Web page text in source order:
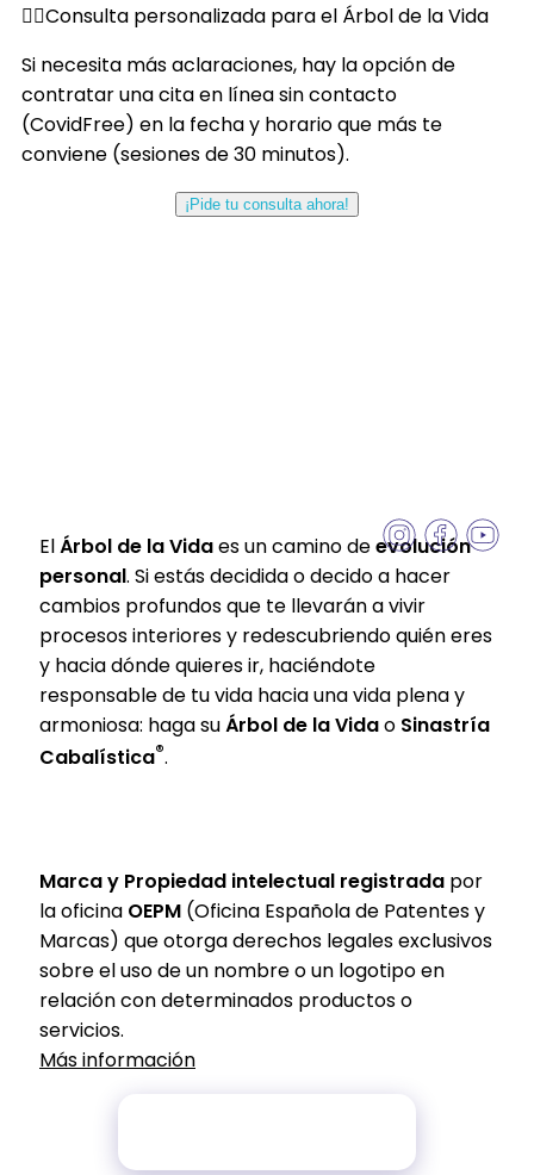
Consulta personalizada para el Árbol de la Vida
Si necesita más aclaraciones, hay la opción de
contratar una cita en línea sin contacto
(CovidFree) en la fecha y horario que más te
conviene (sesiones de 30 minutos).
¡Pide tu consulta ahora!
ElÁrbol de la Vidaes un camino deevolución
personal. Si estás decidida o decido a hacer
cambios profundos que te llevarán a vivir
procesos interiores y redescubriendo quién eres
y hacia dónde quieres ir, haciéndote
responsable de tu vida hacia una vida plena y
armoniosa: haga suÁrbol de la Vidao Sinastría
Cabalística®.
Marca y Propiedad intelectual registrada por
la oficina OEPM (Oficina Española de Patentes y
Marcas) que otorga derechos legales exclusivos
sobre el uso de un nombre o un logotipo en
relación con determinados productos o
servicios.
Más información